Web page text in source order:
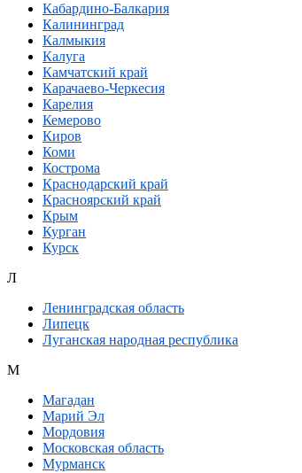
Кабардино-Балкария
Калининград
Калмыкия
Калуга
Камчатский край
Карачаево-Черкесия
Карелия
Кемерово
Киров
Коми
Кострома
Краснодарский край
Красноярский край
Крым
Курган
Курск
Л
Ленинградская область
Липецк
Луганская народная республика
М
Магадан
Марий Эл
Мордовия
Московская область
Мурманск